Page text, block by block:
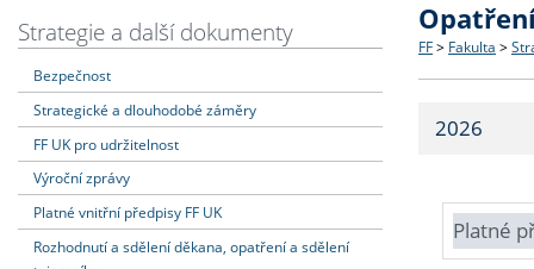
Dozvědět se více
Struktura
Strategie
Fakultní
Podat přihlášku
Co
Učitelské
Dozvědět se více
Dozvědět se více
O vědě a
Dozvědět se více
Aktuální
Strategie a další dokumenty
Bezpečnost
Strategické a dlouhodobé záměry
FF UK pro udržitelnost
Výroční zprávy
Platné vnitřní předpisy FF UK
Rozhodnutí a sdělení děkana, opatření a sdělení
FF > Fakulta >
2026
Platné